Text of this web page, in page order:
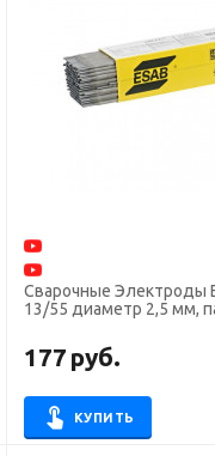
Сварочные Электроды
13/55 диаметр 2,5 мм,
177 руб.
КУПИТЬ